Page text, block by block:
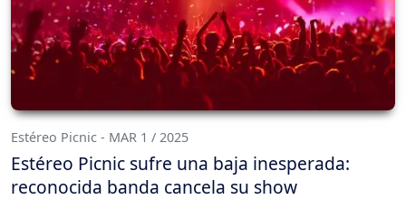
Estéreo Picnic - MAR 1 / 2025
Estéreo Picnic sufre una baja inesperada:
reconocida banda cancela su show